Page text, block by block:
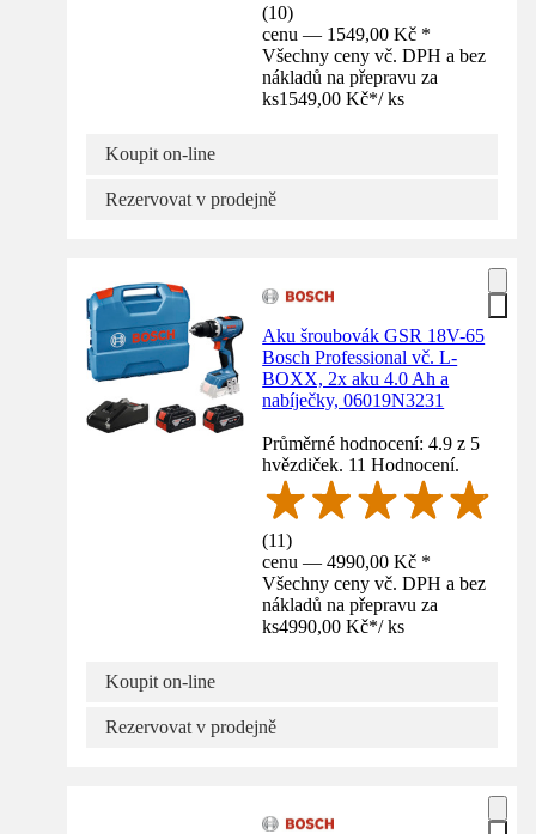
(10)
cenu — 1549,00 Kč *
Všechny ceny vč. DPH a bez
nákladů na přepravu za
ks1549,00 Kč*/ ks
Koupit on-line
Rezervovat v prodejně
Aku šroubovák GSR 18V-65
Bosch Professional vč. L-
BOXX, 2x aku 4.0 Ah a
nabíječky, 06019N3231
Průměrné hodnocení: 4.9 z 5
hvězdiček. 11 Hodnocení.
(11)
cenu — 4990,00 Kč *
Všechny ceny vč. DPH a bez
nákladů na přepravu za
ks4990,00 Kč*/ ks
Koupit on-line
Rezervovat v prodejně